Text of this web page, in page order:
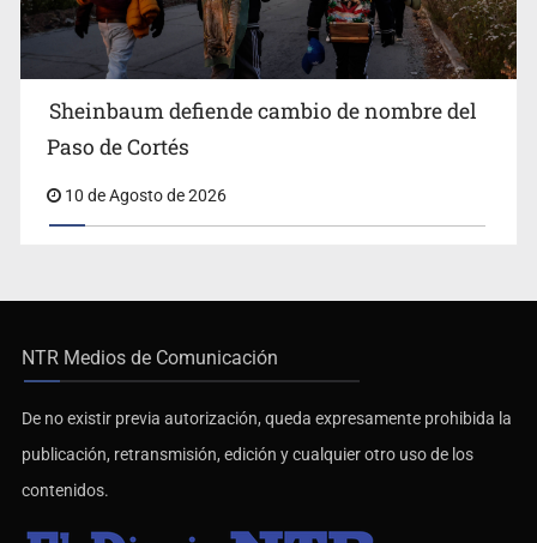
Sheinbaum defiende cambio de nombre del
Paso de Cortés
10 de Agosto de 2026
NTR Medios de Comunicación
De no existir previa autorización, queda expresamente prohibida la
publicación, retransmisión, edición y cualquier otro uso de los
contenidos.